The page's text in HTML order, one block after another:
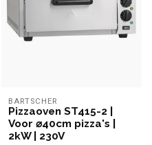
BARTSCHER
Pizzaoven ST415-2 |
Voor ⌀40cm pizza's |
2kW | 230V